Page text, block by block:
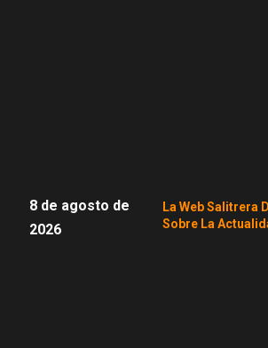
8 de agosto de
2026
La Web Salitrera
Sobre La